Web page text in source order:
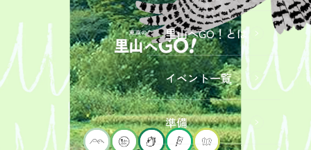
里山へGO！とは
イベント一覧
準備